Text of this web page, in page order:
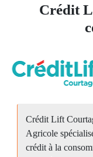
Crédit
Crédit Lift
Agricole
crédit à la
trésorerie
Crédit
propriétaire